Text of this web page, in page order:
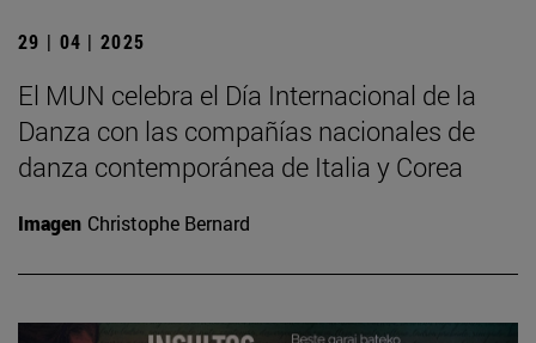
29 | 04 | 2025
El MUN celebra el Día Internacional de la
Danza con las compañías nacionales de
danza contemporánea de Italia y Corea
Imagen Christophe Bernard